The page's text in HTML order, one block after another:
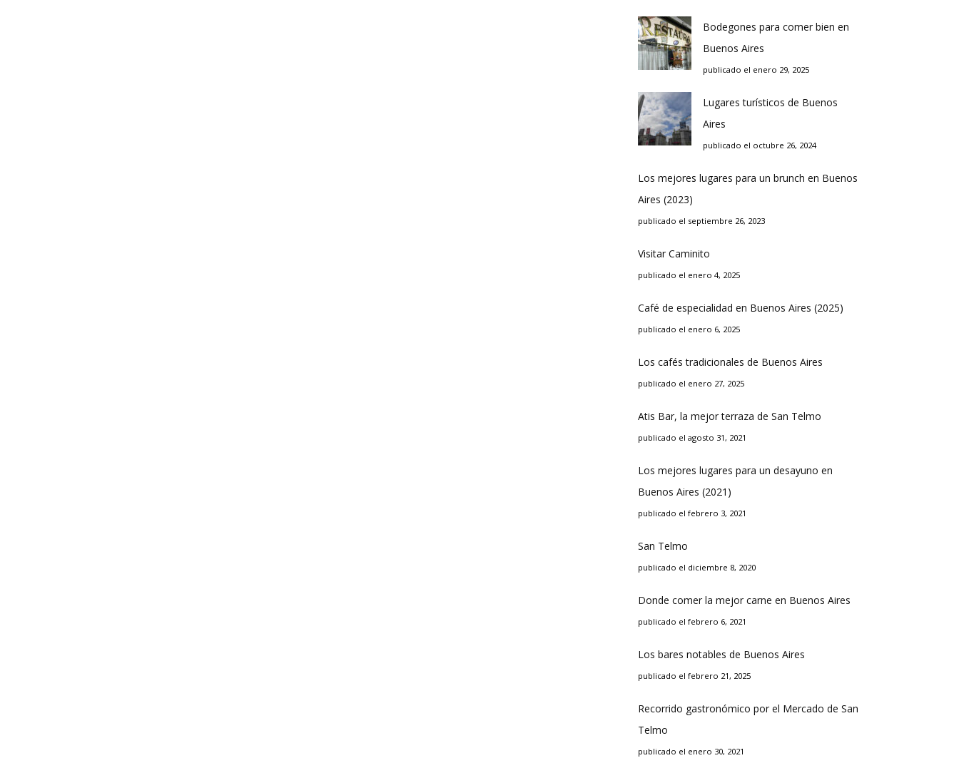
Bodegones para comer bien en
Buenos Aires
publicado el enero 29, 2025
Lugares turísticos de Buenos
Aires
publicado el octubre 26, 2024
Los mejores lugares para un brunch en Buenos
Aires (2023)
publicado el septiembre 26, 2023
Visitar Caminito
publicado el enero 4, 2025
Café de especialidad en Buenos Aires (2025)
publicado el enero 6, 2025
Los cafés tradicionales de Buenos Aires
publicado el enero 27, 2025
Atis Bar, la mejor terraza de San Telmo
publicado el agosto 31, 2021
Los mejores lugares para un desayuno en
Buenos Aires (2021)
publicado el febrero 3, 2021
San Telmo
publicado el diciembre 8, 2020
Donde comer la mejor carne en Buenos Aires
publicado el febrero 6, 2021
Los bares notables de Buenos Aires
publicado el febrero 21, 2025
Recorrido gastronómico por el Mercado de San
Telmo
publicado el enero 30, 2021